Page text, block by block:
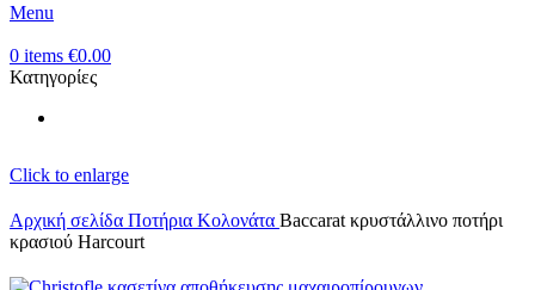
Menu
0 items €0.00
Κατηγορίες
Click to enlarge
Αρχική σελίδα Ποτήρια Κολονάτα Baccarat κρυστάλλινο ποτήρι
κρασιού Harcourt